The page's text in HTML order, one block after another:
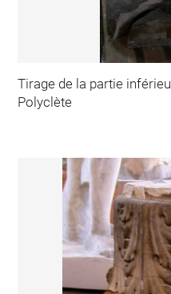
Tirage de la partie
Polyclète